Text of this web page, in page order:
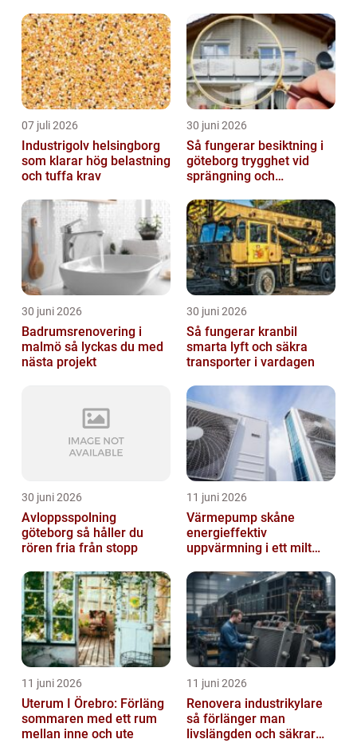
07 juli 2026
Industrigolv helsingborg
som klarar hög belastning
och tuffa krav
30 juni 2026
Så fungerar besiktning i
göteborg trygghet vid
sprängning och
30 juni 2026
Badrumsrenovering i
malmö så lyckas du med
nästa projekt
30 juni 2026
Så fungerar kranbil
smarta lyft och säkra
transporter i vardagen
30 juni 2026
Avloppsspolning
göteborg så håller du
rören fria från stopp
11 juni 2026
Värmepump skåne
energieffektiv
uppvärmning i ett milt
11 juni 2026
Uterum I Örebro: Förläng
sommaren med ett rum
mellan inne och ute
11 juni 2026
Renovera industrikylare
så förlänger man
livslängden och säkrar